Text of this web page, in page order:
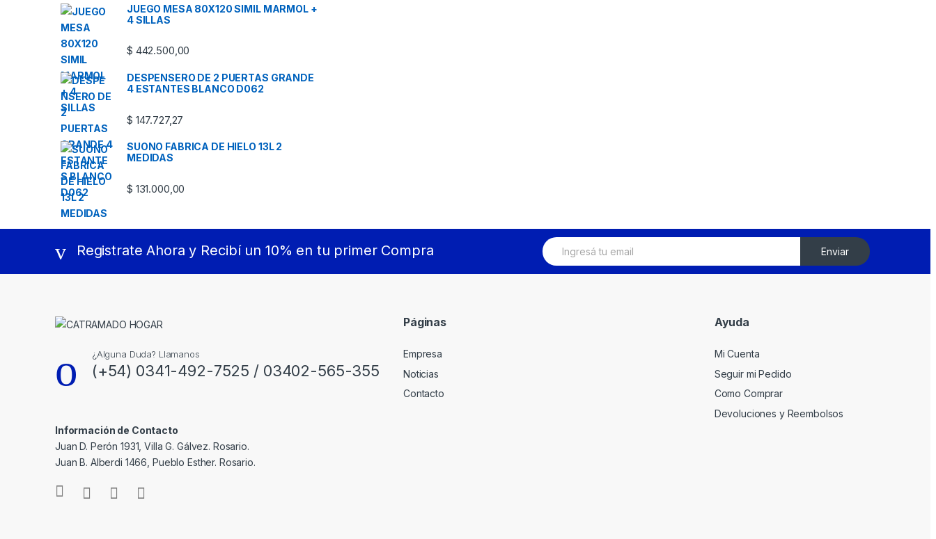
JUEGO MESA 80X120 SIMIL MARMOL +
4 SILLAS
$ 442.500,00
DESPENSERO DE 2 PUERTAS GRANDE
4 ESTANTES BLANCO D062
$ 147.727,27
SUONO FABRICA DE HIELO 13L 2
MEDIDAS
$ 131.000,00
Registrate Ahora y Recibí un 10% en tu primer Compra
E
m
Enviar
¿Alguna Duda? Llamanos
(+54) 0341-492-7525 / 03402-565-355
Información de Contacto
Juan D. Perón 1931, Villa G. Gálvez. Rosario.
Juan B. Alberdi 1466, Pueblo Esther. Rosario.
Páginas
Empresa
Noticias
Contacto
Ayuda
Mi Cuenta
Seguir mi Pedido
Como Comprar
Devoluciones y Reembolsos